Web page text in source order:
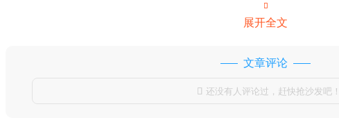

展开全文
文章评论
 还没有人评论过，赶快抢沙发吧！